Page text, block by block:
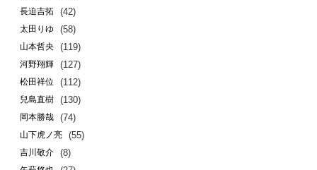
長迫吉拓 (42)
太田りゆ (58)
山本哲央 (119)
河野翔輝 (127)
松田祥位 (112)
兒島直樹 (130)
岡本勝哉 (74)
山下虎ノ亮 (55)
吉川敬介 (8)